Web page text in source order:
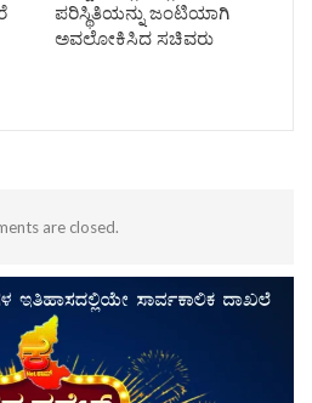
ಪರಿಸ್ಥಿತಿಯನ್ನು ಜಂಟಿಯಾಗಿ
ಅವಲೋಕಿಸಿದ ಸಚಿವರು
are closed.